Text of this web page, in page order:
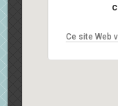
Ce site Web